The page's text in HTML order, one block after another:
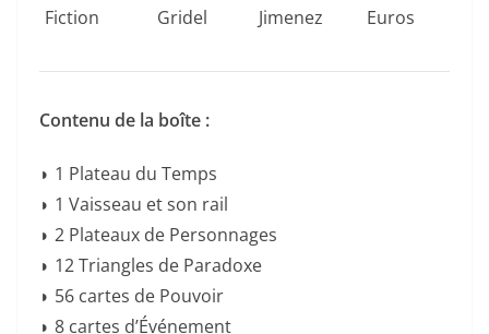
Fiction
Gridel
Jimenez
Euros
Contenu de la boîte :
◗ 1 Plateau du Temps
◗ 1 Vaisseau et son rail
◗ 2 Plateaux de Personnages
◗ 12 Triangles de Paradoxe
◗ 56 cartes de Pouvoir
◗ 8 cartes d’Événement